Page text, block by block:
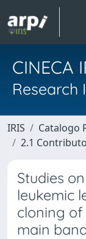
CINECA
Research
IRIS Catalogo
2.1
Studies
leukemic
cloning
main